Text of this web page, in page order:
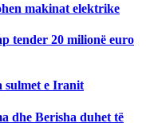
makinat elektrike
tender 20 milionë euro
sulmet e Iranit
dhe Berisha duhet të